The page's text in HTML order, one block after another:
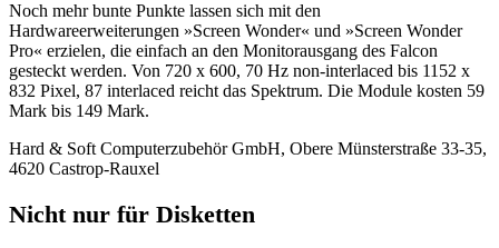
Noch mehr bunte Punkte lassen sich mit den
Hardwareerweiterungen »Screen Wonder« und »Screen Wonder
Pro« erzielen, die einfach an den Monitorausgang des Falcon
gesteckt werden. Von 720 x 600, 70 Hz non-interlaced bis 1152 x
832 Pixel, 87 interlaced reicht das Spektrum. Die Module kosten 59
Mark bis 149 Mark.
Hard & Soft Computerzubehör GmbH, Obere Münsterstraße 33-35,
4620 Castrop-Rauxel
Nicht nur für Disketten